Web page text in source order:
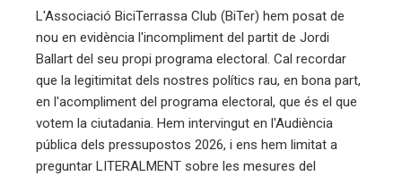
L'Associació BiciTerrassa Club (BiTer) hem posat de
nou en evidència l'incompliment del partit de Jordi
Ballart del seu propi programa electoral. Cal recordar
que la legitimitat dels nostres polítics rau, en bona part,
en l'acompliment del programa electoral, que és el que
votem la ciutadania. Hem intervingut en l'Audiència
pública dels pressupostos 2026, i ens hem limitat a
preguntar LITERALMENT sobre les mesures del